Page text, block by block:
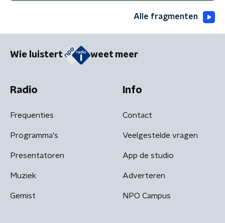
Alle fragmenten
Wie luistert weet meer
Radio
Frequenties
Programma's
Presentatoren
Muziek
Gemist
Info
Contact
Veelgestelde vragen
App de studio
Adverteren
NPO Campus